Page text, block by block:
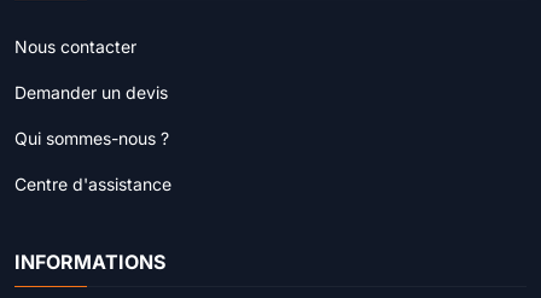
Nous contacter
Demander un devis
Qui sommes-nous ?
Centre d'assistance
INFORMATIONS